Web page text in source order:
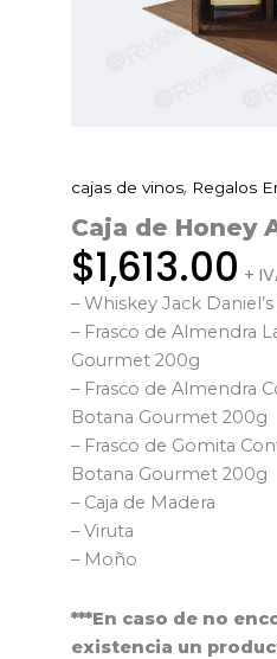
cajas de vinos, Regalos
Caja de Honey
$1,613.00 +
– Whiskey Jack
– Frasco de Almendra
Gourmet 200g
– Frasco de Almendra
Botana Gourmet 200g
– Frasco de Gomita
Botana Gourmet 200g
– Caja de Madera
– Viruta
– Moño
***En caso de no
existencia un
Caja
de
Honey
Abejita
cantidad